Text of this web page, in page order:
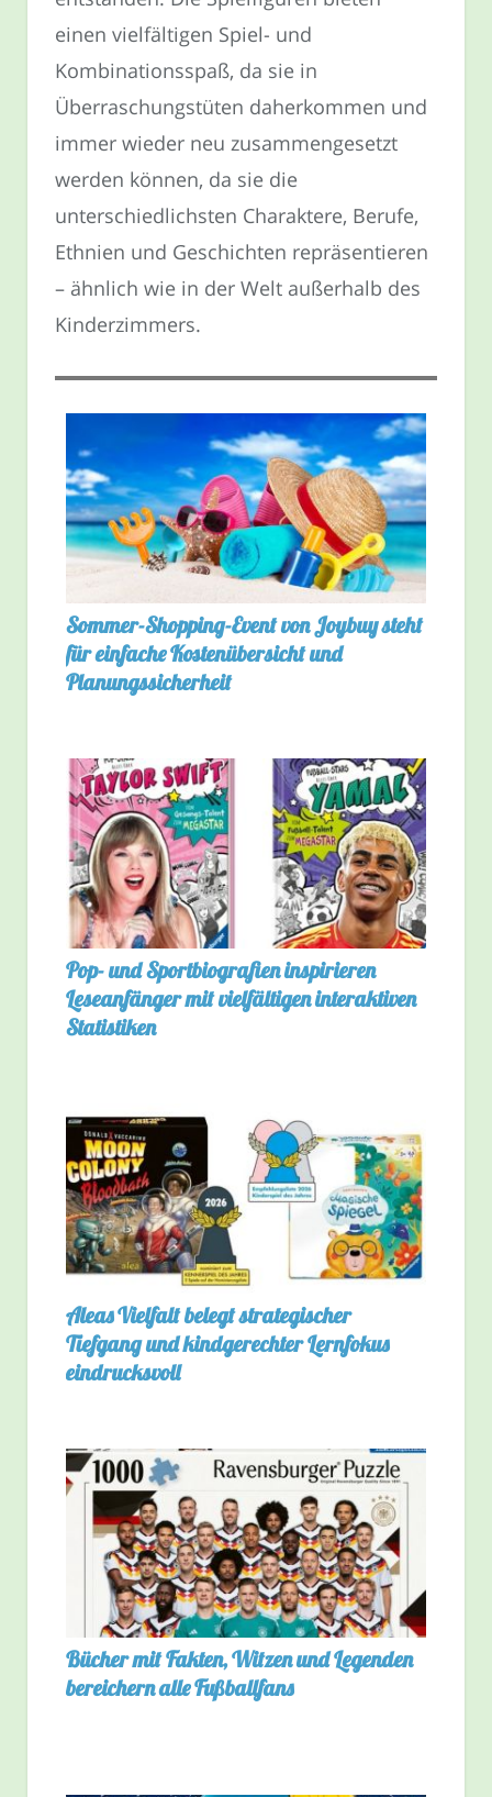
einen vielfältigen Spiel- und
Kombinationsspaß, da sie in
Überraschungstüten daherkommen und
immer wieder neu zusammengesetzt
werden können, da sie die
unterschiedlichsten Charaktere, Berufe,
Ethnien und Geschichten repräsentieren
– ähnlich wie in der Welt außerhalb des
Kinderzimmers.
Sommer-Shopping-Event von Joybuy steht
für einfache Kostenübersicht und
Planungssicherheit
Pop- und Sportbiografien inspirieren
Leseanfänger mit vielfältigen interaktiven
Statistiken
Aleas Vielfalt belegt strategischer
Tiefgang und kindgerechter Lernfokus
eindrucksvoll
Bücher mit Fakten, Witzen und Legenden
bereichern alle Fußballfans